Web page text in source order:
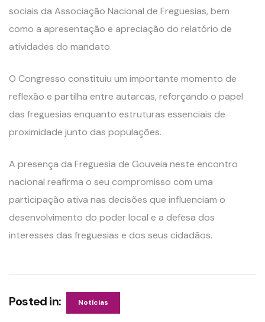
sociais da Associação Nacional de Freguesias, bem
como a apresentação e apreciação do relatório de
atividades do mandato.
O Congresso constituiu um importante momento de
reflexão e partilha entre autarcas, reforçando o papel
das freguesias enquanto estruturas essenciais de
proximidade junto das populações.
A presença da Freguesia de Gouveia neste encontro
nacional reafirma o seu compromisso com uma
participação ativa nas decisões que influenciam o
desenvolvimento do poder local e a defesa dos
interesses das freguesias e dos seus cidadãos.
Posted in: Notícias